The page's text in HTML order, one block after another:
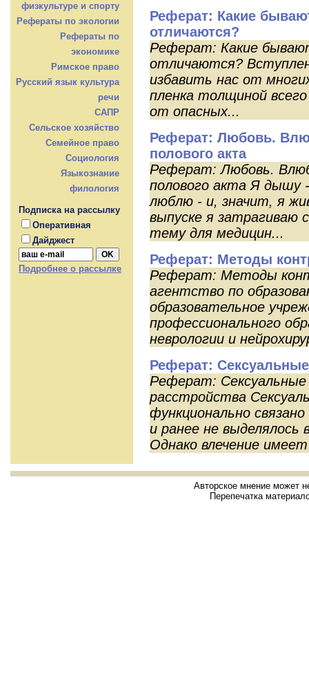
физкультуре и спорту
Рефераты по экологии
Рефераты по
экономике
Римское право
Русский язык культура
речи
САПР
Сельское хозяйство
Семейное право
Социология
Языкознание
филология
Подписка на рассылку
Оперативная
Дайджест
Подробнее о рассылке
Реферат: Какие
отличаются?
Реферат: Какие
отличаются?
избавить нас от
пленка толщиной
от опасных...
Реферат: Любовь.
полового акта
Реферат: Любовь.
полового акта Я дышу
люблю - и, значит, я
выпуске я
тему для медицин...
Реферат: Методы
Реферат: Методы
агентство по
образовательное
профессионального
неврологии и
Реферат:
Реферат:
расстройства
функционально
и ранее не выделялось
Однако влечение
Авторское мнение может
Перепечатка